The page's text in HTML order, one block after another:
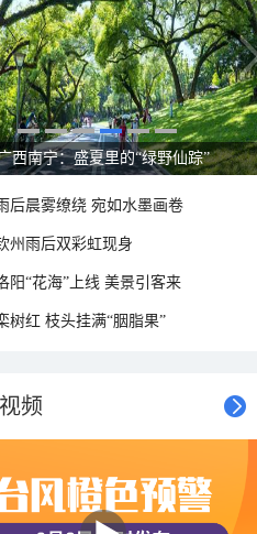
贝尔草原 藏着最治愈的蓝天白云
后晨雾缭绕 宛如水墨画卷
州雨后双彩虹现身
阳“花海”上线 美景引客来
树红 枝头挂满“胭脂果”
频